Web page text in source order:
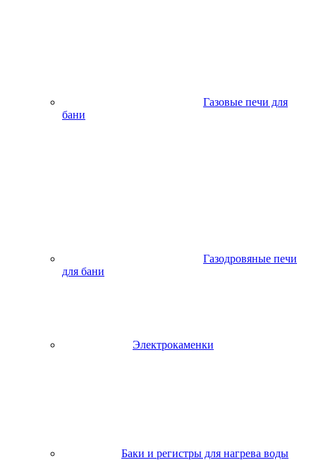
Газовые печи для
бани
Газодровяные печи
для бани
Электрокаменки
Баки и регистры для нагрева воды